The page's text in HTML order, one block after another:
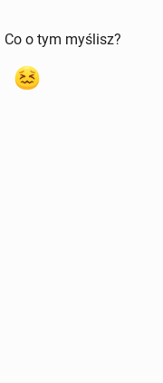
Co o tym myślisz?